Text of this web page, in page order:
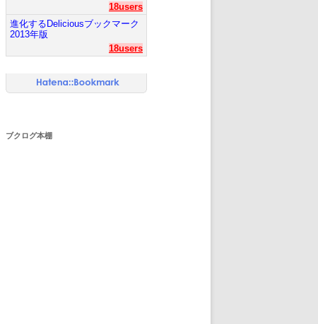
18users
進化するDeliciousブックマーク
2013年版
18users
ブクログ本棚